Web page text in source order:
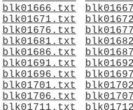
blk01666.txt
blk01671.txt
blk01676.txt
blk01681.txt
blk01686.txt
blk01691.txt
blk01696.txt
blk01701.txt
blk01706.txt
blk01711.txt